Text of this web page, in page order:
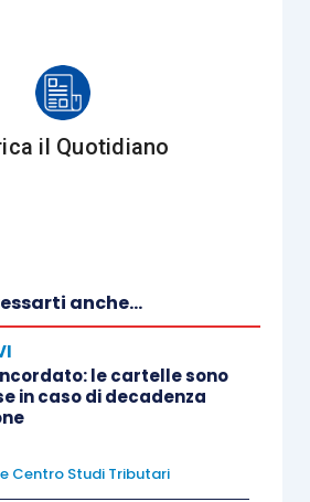
il Quotidiano
anche...
le cartelle sono
in caso di decadenza
Centro Studi Tributari